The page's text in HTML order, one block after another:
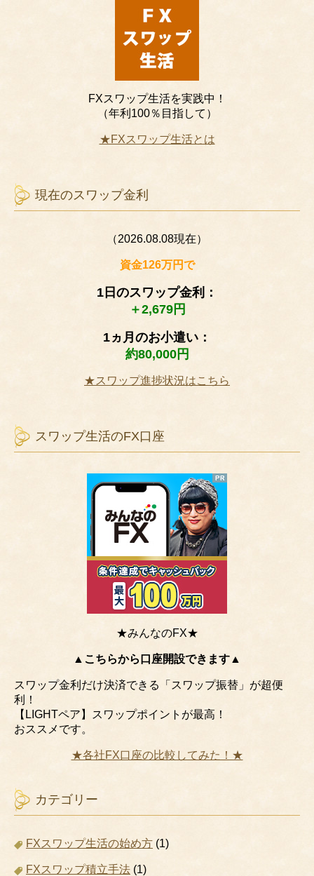
FXスワップ生活を実践中！
（年利100％目指して）
★FXスワップ生活とは
現在のスワップ金利
（2026.08.08現在）
資金126万円で
1日のスワップ金利：
＋2,679円
1ヵ月のお小遣い：
約80,000円
★スワップ進捗状況はこちら
スワップ生活のFX口座
★みんなのFX★
▲こちらから口座開設できます▲
スワップ金利だけ決済できる「スワップ振替」が超便
利！
【LIGHTペア】スワップポイントが最高！
おススメです。
★各社FX口座の比較してみた！★
カテゴリー
FXスワップ生活の始め方 (1)
FXスワップ積立手法 (1)